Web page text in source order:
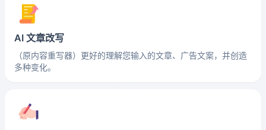
AI 文章改写
（原内容重写器）更好的理解您输入的文章、广告文案，并创造
多种变化。